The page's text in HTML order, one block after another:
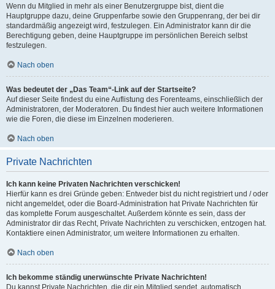
Wenn du Mitglied in mehr als einer Benutzergruppe bist, dient die
Hauptgruppe dazu, deine Gruppenfarbe sowie den Gruppenrang, der bei dir
standardmäßig angezeigt wird, festzulegen. Ein Administrator kann dir die
Berechtigung geben, deine Hauptgruppe im persönlichen Bereich selbst
festzulegen.
Nach oben
Was bedeutet der „Das Team“-Link auf der Startseite?
Auf dieser Seite findest du eine Auflistung des Forenteams, einschließlich der
Administratoren, der Moderatoren. Du findest hier auch weitere Informationen
wie die Foren, die diese im Einzelnen moderieren.
Nach oben
Private Nachrichten
Ich kann keine Privaten Nachrichten verschicken!
Hierfür kann es drei Gründe geben: Entweder bist du nicht registriert und / oder
nicht angemeldet, oder die Board-Administration hat Private Nachrichten für
das komplette Forum ausgeschaltet. Außerdem könnte es sein, dass der
Administrator dir das Recht, Private Nachrichten zu verschicken, entzogen hat.
Kontaktiere einen Administrator, um weitere Informationen zu erhalten.
Nach oben
Ich bekomme ständig unerwünschte Private Nachrichten!